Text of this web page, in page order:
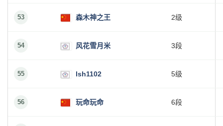
53 森木神之王 2级
54 风花雪月米 3段
55 lsh1102 5级
56 玩命玩命 6段